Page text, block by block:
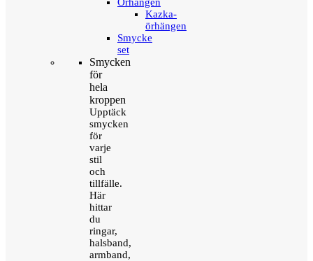
Kazka-
örhängen
Smycke
set
Smycken
för
hela
kroppen
Upptäck
smycken
för
varje
stil
och
tillfälle.
Här
hittar
du
ringar,
halsband,
armband,